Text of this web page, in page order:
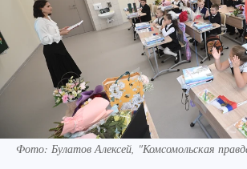
Фото: Булатов Алексей, "Комсомольская